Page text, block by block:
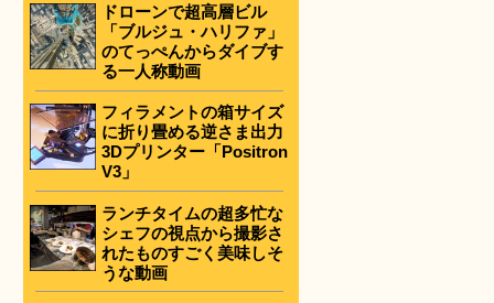
ドローンで超高層ビル
「ブルジュ・ハリファ」
のてっぺんからダイブす
る一人称動画
フィラメントの箱サイズ
に折り畳める逆さま出力
3Dプリンター「Positron
V3」
ランチタイムの超多忙な
シェフの視点から撮影さ
れたものすごく美味しそ
うな動画